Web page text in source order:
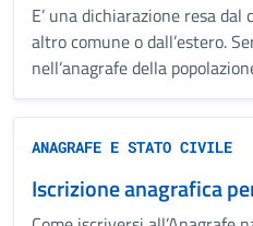
E’ una dichiarazione resa
altro comune o dall’estero.
nell’anagrafe della
ANAGRAFE E STATO CIVILE
Iscrizione anagrafica